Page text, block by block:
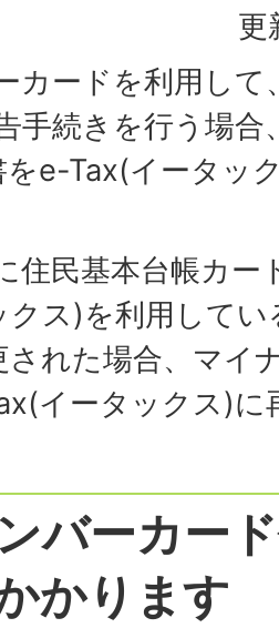
更
カードを利用し
手続きを行う場
をe-Tax(イータッ
住民基本台帳カ
クス)を利用して
された場合、マイ
イータックス)に
バーカー
かります